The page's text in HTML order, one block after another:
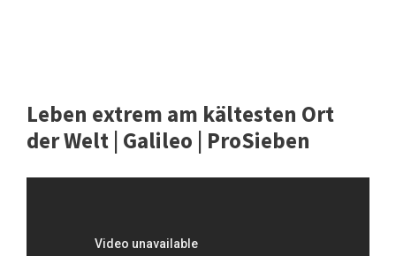
Leben extrem am kältesten Ort
der Welt | Galileo | ProSieben